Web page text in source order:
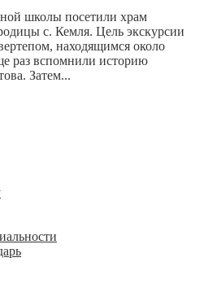
школы посетили храм
с. Кемля. Цель экскурсии
находящимся около
раз вспомнили историю
Затем...